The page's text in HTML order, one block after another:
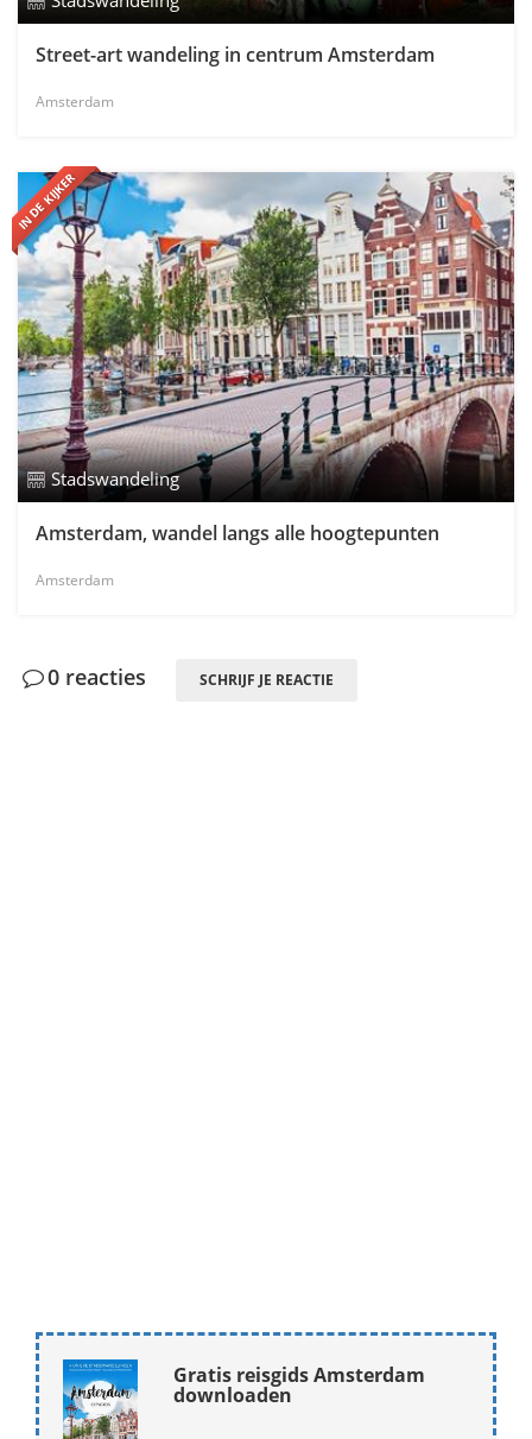
Street-art wandeling in centrum Amsterdam
Amsterdam
IN DE KIJKER
Stadswandeling
Amsterdam, wandel langs alle hoogtepunten
Amsterdam
0 reacties SCHRIJF JE REACTIE
Gratis reisgids Amsterdam
downloaden